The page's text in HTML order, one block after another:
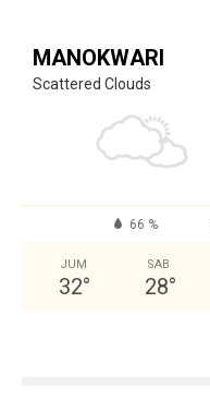
MANOKWARI
Scattered Clouds
66 %
JUM
32°
SAB
28°